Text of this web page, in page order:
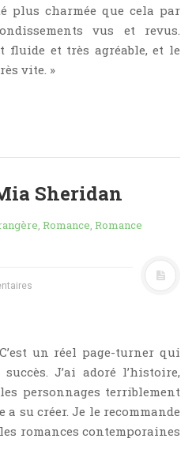
plus charmée que cela par
vus et revus.
fluide et très agréable, et le
vite. »
Sheridan
, Romance, Romance
un réel page-turner qui
J’ai adoré l’histoire,
personnages terriblement
su créer. Je le recommande
romances contemporaines